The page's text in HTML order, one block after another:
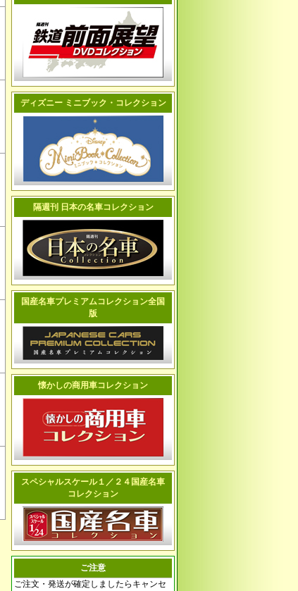
ディズニー ミニブック・コレクション
隔週刊 日本の名車コレクション
国産名車プレミアムコレクション全国
版
懐かしの商用車コレクション
スペシャルスケール１／２４国産名車
コレクション
ご注意
ご注文・発送が確定しましたらキャンセ